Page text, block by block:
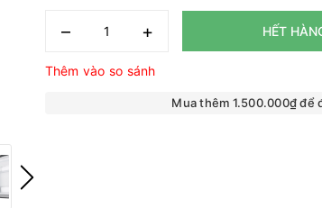
– + HẾT
Thêm vào so sánh
Mua thêm 1.500.000₫ để